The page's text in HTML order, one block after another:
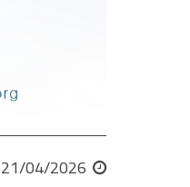
21/04/2026